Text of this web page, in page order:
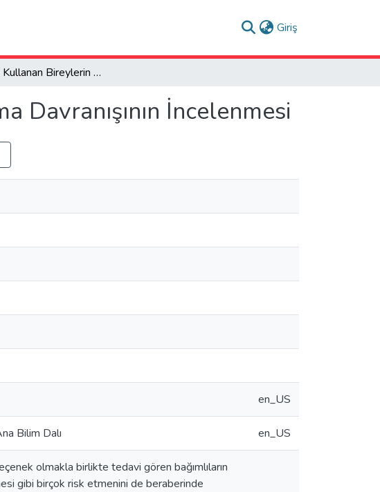
Giriş
Madde Kullanan Bireylerin Sokaktan İlaç Alma Davranışının İncelenmesi
İncelenmesi
en_US
Bilim Dalı en_US
olmakla birlikte tedavi gören bağımlıların
gibi birçok risk etmenini de beraberinde